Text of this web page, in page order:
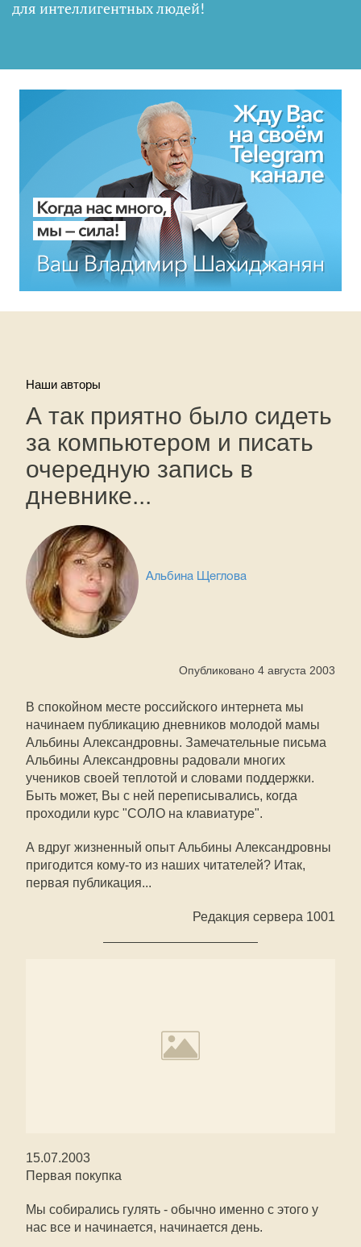
для интеллигентных людей!
Наши авторы
А так приятно было сидеть
за компьютером и писать
очередную запись в
дневнике...
Альбина Щеглова
Опубликовано 4 августа 2003
В спокойном месте российского интернета мы
начинаем публикацию дневников молодой мамы
Альбины Александровны. Замечательные письма
Альбины Александровны радовали многих
учеников своей теплотой и словами поддержки.
Быть может, Вы с ней переписывались, когда
проходили курс "СОЛО на клавиатуре".
А вдруг жизненный опыт Альбины Александровны
пригодится кому-то из наших читателей? Итак,
первая публикация...
Редакция сервера 1001
15.07.2003
Первая покупка
Мы собирались гулять - обычно именно с этого у
нас все и начинается, начинается день.